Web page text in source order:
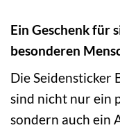
Ein Geschenk für
besonderen
Die Seidensticker
sind nicht nur ein
sondern auch ein